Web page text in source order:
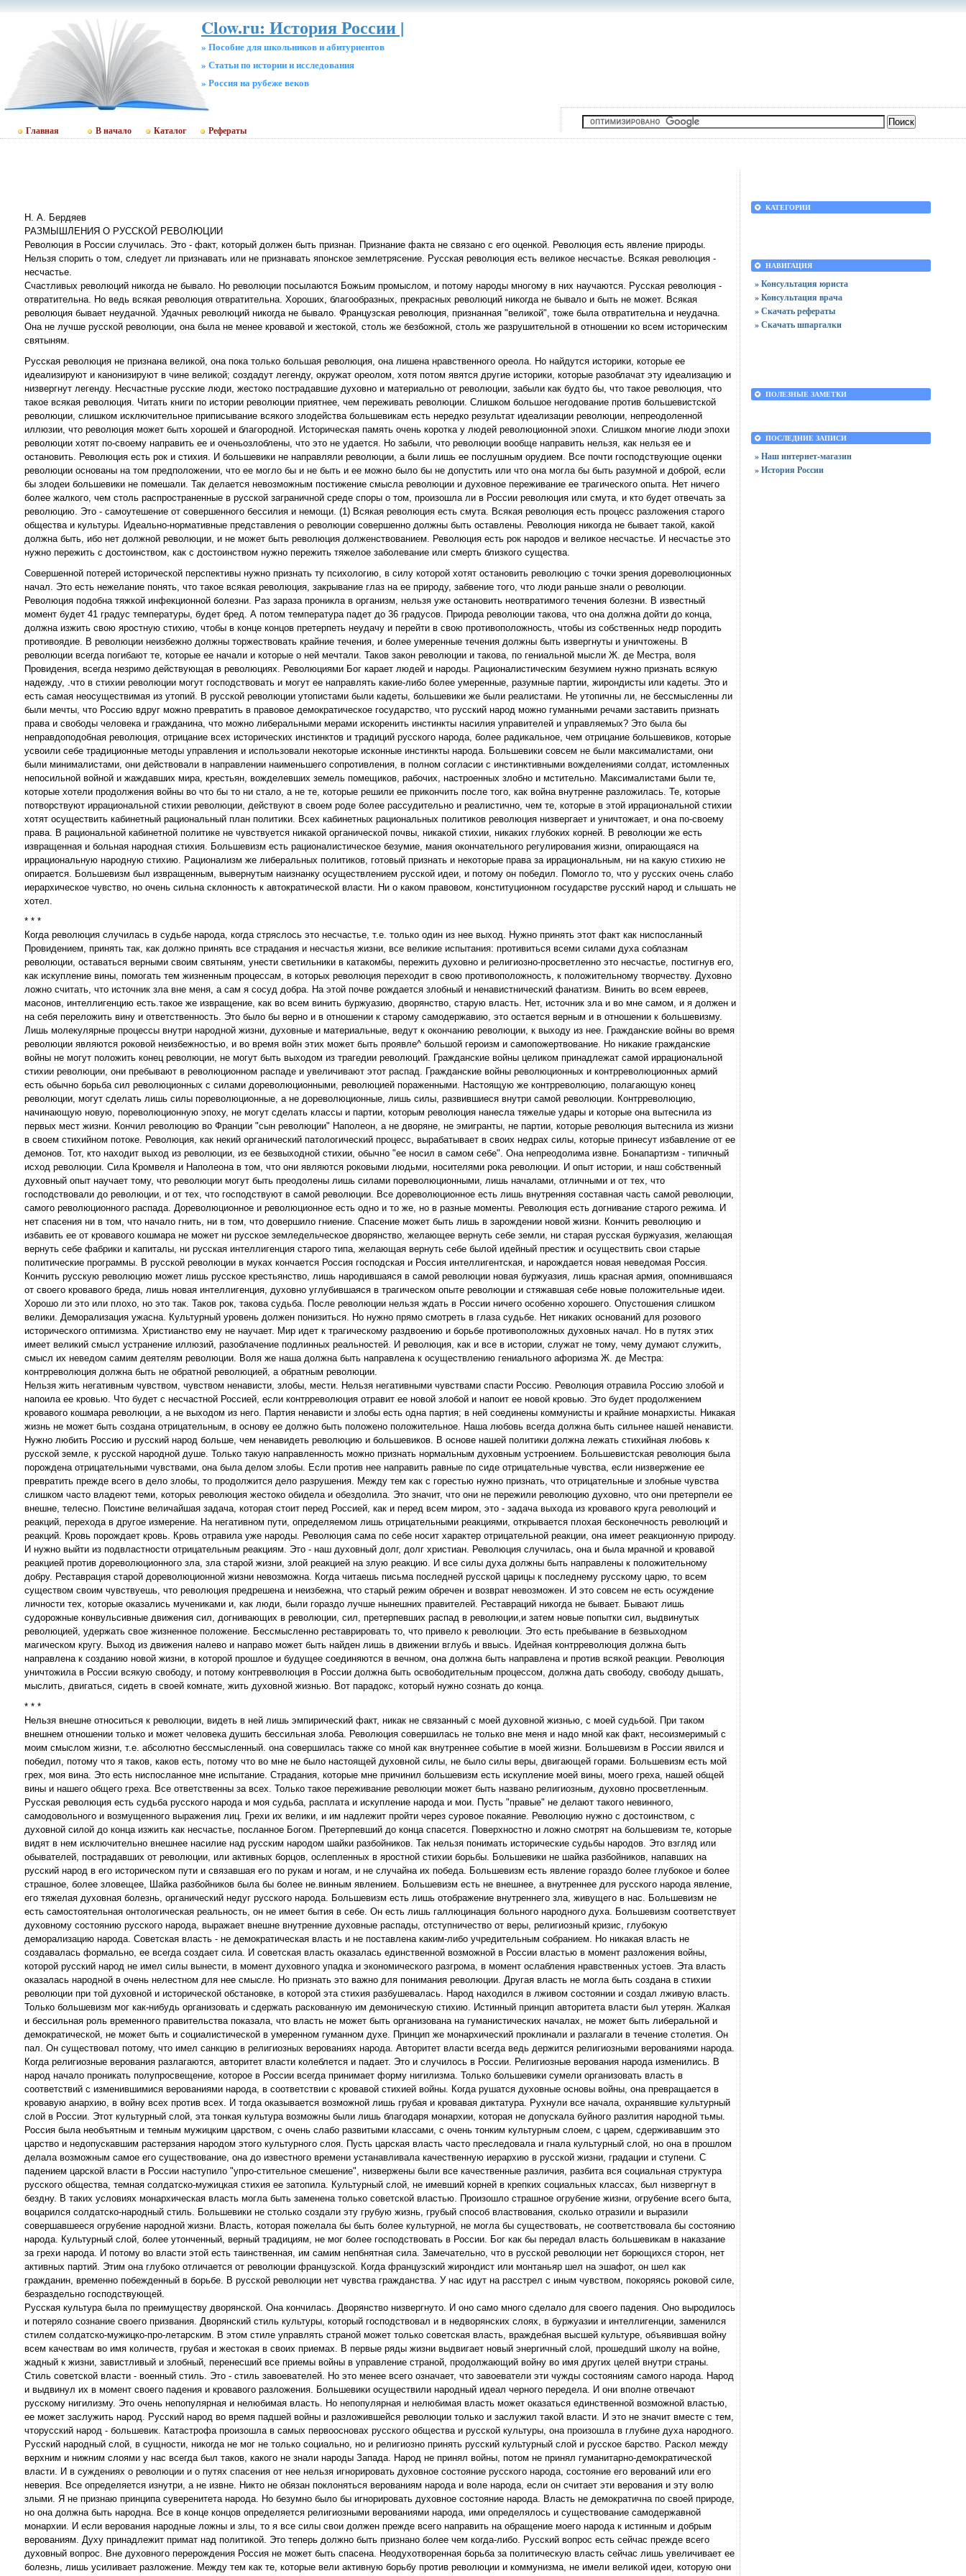
Clow.ru: История России |
» Пособие для школьников и абитуриентов
» Статьи по истории и исследования
» Россия на рубеже веков
Главная В начало Каталог Рефераты
Н. А. Бердяев
РАЗМЫШЛЕНИЯ О РУССКОЙ РЕВОЛЮЦИИ
Революция в России случилась. Это - факт, который должен быть признан. Признание факта не связано с его оценкой. Революция есть явление природы.
Нельзя спорить о том, следует ли признавать или не признавать японское землетрясение. Русская революция есть великое несчастье. Всякая революция -
несчастье.
Счастливых революций никогда не бывало. Но революции посылаются Божьим промыслом, и потому народы многому в них научаются. Русская революция -
отвратительна. Но ведь всякая революция отвратительна. Хороших, благообразных, прекрасных революций никогда не бывало и быть не может. Всякая
революция бывает неудачной. Удачных революций никогда не бывало. Французская революция, признанная "великой", тоже была отвратительна и неудачна.
Она не лучше русской революции, она была не менее кровавой и жестокой, столь же безбожной, столь же разрушительной в отношении ко всем историческим
святыням.
Русская революция не признана великой, она пока только большая революция, она лишена нравственного ореола. Но найдутся историки, которые ее
идеализируют и канонизируют в чине великой; создадут легенду, окружат ореолом, хотя потом явятся другие историки, которые разоблачат эту идеализацию и
низвергнут легенду. Несчастные русские люди, жестоко пострадавшие духовно и материально от революции, забыли как будто бы, что такое революция, что
такое всякая революция. Читать книги по истории революции приятнее, чем переживать революции. Слишком большое негодование против большевистской
революции, слишком исключительное приписывание всякого злодейства большевикам есть нередко результат идеализации революции, непреодоленной
иллюзии, что революция может быть хорошей и благородной. Историческая память очень коротка у людей революционной эпохи. Слишком многие люди эпохи
революции хотят по-своему направить ее и оченьозлоблены, что это не удается. Но забыли, что революции вообще направить нельзя, как нельзя ее и
остановить. Революция есть рок и стихия. И большевики не направляли революции, а были лишь ее послушным орудием. Все почти господствующие оценки
революции основаны на том предположении, что ее могло бы и не быть и ее можно было бы не допустить или что она могла бы быть разумной и доброй, если
бы злодеи большевики не помешали. Так делается невозможным постижение смысла революции и духовное переживание ее трагического опыта. Нет ничего
более жалкого, чем столь распространенные в русской заграничной среде споры о том, произошла ли в России революция или смута, и кто будет отвечать за
революцию. Это - самоутешение от совершенного бессилия и немощи. (1) Всякая революция есть смута. Всякая революция есть процесс разложения старого
общества и культуры. Идеально-нормативные представления о революции совершенно должны быть оставлены. Революция никогда не бывает такой, какой
должна быть, ибо нет должной революции, и не может быть революция долженствованием. Революция есть рок народов и великое несчастье. И несчастье это
нужно пережить с достоинством, как с достоинством нужно пережить тяжелое заболевание или смерть близкого существа.
Совершенной потерей исторической перспективы нужно признать ту психологию, в силу которой хотят остановить революцию с точки зрения дореволюционных
начал. Это есть нежелание понять, что такое всякая революция, закрывание глаз на ее природу, забвение того, что люди раньше знали о революции.
Революция подобна тяжкой инфекционной болезни. Раз зараза проникла в организм, нельзя уже остановить неотвратимого течения болезни. В известный
момент будет 41 градус температуры, будет бред. А потом температура падет до 36 градусов. Природа революции такова, что она должна дойти до конца,
должна изжить свою яростную стихию, чтобы в конце концов претерпеть неудачу и перейти в свою противоположность, чтобы из собственных недр породить
противоядие. В революции неизбежно должны торжествовать крайние течения, и более умеренные течения должны быть извергнуты и уничтожены. В
революции всегда погибают те, которые ее начали и которые о ней мечтали. Таков закон революции и такова, по гениальной мысли Ж. де Местра, воля
Провидения, всегда незримо действующая в революциях. Революциями Бог карает людей и народы. Рационалистическим безумием нужно признать всякую
надежду, .что в стихии революции могут господствовать и могут ее направлять какие-либо более умеренные, разумные партии, жирондисты или кадеты. Это и
есть самая неосуществимая из утопий. В русской революции утопистами были кадеты, большевики же были реалистами. Не утопичны ли, не бессмысленны ли
были мечты, что Россию вдруг можно превратить в правовое демократическое государство, что русский народ можно гуманными речами заставить признать
права и свободы человека и гражданина, что можно либеральными мерами искоренить инстинкты насилия управителей и управляемых? Это была бы
неправдоподобная революция, отрицание всех исторических инстинктов и традиций русского народа, более радикальное, чем отрицание большевиков, которые
усвоили себе традиционные методы управления и использовали некоторые исконные инстинкты народа. Большевики совсем не были максималистами, они
были минималистами, они действовали в направлении наименьшего сопротивления, в полном согласии с инстинктивными вожделениями солдат, истомленных
непосильной войной и жаждавших мира, крестьян, вожделевших земель помещиков, рабочих, настроенных злобно и мстительно. Максималистами были те,
которые хотели продолжения войны во что бы то ни стало, а не те, которые решили ее прикончить после того, как война внутренне разложилась. Те, которые
потворствуют иррациональной стихии революции, действуют в своем роде более рассудительно и реалистично, чем те, которые в этой иррациональной стихии
хотят осуществить кабинетный рациональный план политики. Всех кабинетных рациональных политиков революция низвергает и уничтожает, и она по-своему
права. В рациональной кабинетной политике не чувствуется никакой органической почвы, никакой стихии, никаких глубоких корней. В революции же есть
извращенная и больная народная стихия. Большевизм есть рационалистическое безумие, мания окончательного регулирования жизни, опирающаяся на
иррациональную народную стихию. Рационализм же либеральных политиков, готовый признать и некоторые права за иррациональным, ни на какую стихию не
опирается. Большевизм был извращенным, вывернутым наизнанку осуществлением русской идеи, и потому он победил. Помогло то, что у русских очень слабо
иерархическое чувство, но очень сильна склонность к автократической власти. Ни о каком правовом, конституционном государстве русский народ и слышать не
хотел.
* * *
Когда революция случилась в судьбе народа, когда стряслось это несчастье, т.е. только один из нее выход. Нужно принять этот факт как ниспосланный
Провидением, принять так, как должно принять все страдания и несчастья жизни, все великие испытания: противиться всеми силами духа соблазнам
революции, оставаться верными своим святыням, унести светильники в катакомбы, пережить духовно и религиозно-просветленно это несчастье, постигнув его,
как искупление вины, помогать тем жизненным процессам, в которых революция переходит в свою противоположность, к положительному творчеству. Духовно
ложно считать, что источник зла вне меня, а сам я сосуд добра. На этой почве рождается злобный и ненавистнический фанатизм. Винить во всем евреев,
масонов, интеллигенцию есть.такое же извращение, как во всем винить буржуазию, дворянство, старую власть. Нет, источник зла и во мне самом, и я должен и
на себя переложить вину и ответственность. Это было бы верно и в отношении к старому самодержавию, это остается верным и в отношении к большевизму.
Лишь молекулярные процессы внутри народной жизни, духовные и материальные, ведут к окончанию революции, к выходу из нее. Гражданские войны во время
революции являются роковой неизбежностью, и во время войн этих может быть проявле^ большой героизм и самопожертвование. Но никакие гражданские
войны не могут положить конец революции, не могут быть выходом из трагедии революций. Гражданские войны целиком принадлежат самой иррациональной
стихии революции, они пребывают в революционном распаде и увеличивают этот распад. Гражданские войны революционных и контрреволюционных армий
есть обычно борьба сил революционных с силами дореволюционными, революцией пораженными. Настоящую же контрреволюцию, полагающую конец
революции, могут сделать лишь силы пореволюционные, а не дореволюционные, лишь силы, развившиеся внутри самой революции. Контрреволюцию,
начинающую новую, пореволюционную эпоху, не могут сделать классы и партии, которым революция нанесла тяжелые удары и которые она вытеснила из
первых мест жизни. Кончил революцию во Франции "сын революции" Наполеон, а не дворяне, не эмигранты, не партии, которые революция вытеснила из жизни
в своем стихийном потоке. Революция, как некий органический патологический процесс, вырабатывает в своих недрах силы, которые принесут избавление от ее
демонов. Тот, кто находит выход из революции, из ее безвыходной стихии, обычно "ее носил в самом себе". Она непреодолима извне. Бонапартизм - типичный
исход революции. Сила Кромвеля и Наполеона в том, что они являются роковыми людьми, носителями рока революции. И опыт истории, и наш собственный
духовный опыт научает тому, что революции могут быть преодолены лишь силами пореволюционными, лишь началами, отличными и от тех, что
господствовали до революции, и от тех, что господствуют в самой революции. Все дореволюционное есть лишь внутренняя составная часть самой революции,
самого революционного распада. Дореволюционное и революционное есть одно и то же, но в разные моменты. Революция есть догнивание старого режима. И
нет спасения ни в том, что начало гнить, ни в том, что довершило гниение. Спасение может быть лишь в зарождении новой жизни. Кончить революцию и
избавить ее от кровавого кошмара не может ни русское земледельческое дворянство, желающее вернуть себе земли, ни старая русская буржуазия, желающая
вернуть себе фабрики и капиталы, ни русская интеллигенция старого типа, желающая вернуть себе былой идейный престиж и осуществить свои старые
политические программы. В русской революции в муках кончается Россия господская и Россия интеллигентская, и нарождается новая неведомая Россия.
Кончить русскую революцию может лишь русское крестьянство, лишь народившаяся в самой революции новая буржуазия, лишь красная армия, опомнившаяся
от своего кровавого бреда, лишь новая интеллигенция, духовно углубившаяся в трагическом опыте революции и стяжавшая себе новые положительные идеи.
Хорошо ли это или плохо, но это так. Таков рок, такова судьба. После революции нельзя ждать в России ничего особенно хорошего. Опустошения слишком
велики. Деморализация ужасна. Культурный уровень должен понизиться. Но нужно прямо смотреть в глаза судьбе. Нет никаких оснований для розового
исторического оптимизма. Христианство ему не научает. Мир идет к трагическому раздвоению и борьбе противоположных духовных начал. Но в путях этих
имеет великий смысл устранение иллюзий, разоблачение подлинных реальностей. И революция, как и все в истории, служат не тому, чему думают служить,
смысл их неведом самим деятелям революции. Воля же наша должна быть направлена к осуществлению гениального афоризма Ж. де Местра:
контрреволюция должна быть не обратной революцией, а обратным революции.
Нельзя жить негативным чувством, чувством ненависти, злобы, мести. Нельзя негативными чувствами спасти Россию. Революция отравила Россию злобой и
напоила ее кровью. Что будет с несчастной Россией, если контрреволюция отравит ее новой злобой и напоит ее новой кровью. Это будет продолжением
кровавого кошмара революции, а не выходом из него. Партия ненависти и злобы есть одна партия; в ней соединены коммунисты и крайние монархисты. Никакая
жизнь не может быть создана отрицательным, в основу ее должно быть положено положительное. Наша любовь всегда должна быть сильнее нашей ненависти.
Нужно любить Россию и русский народ больше, чем ненавидеть революцию и большевиков. В основе нашей политики должна лежать стихийная любовь к
русской земле, к русской народной душе. Только такую направленность можно признать нормальным духовным устроением. Большевистская революция была
порождена отрицательными чувствами, она была делом злобы. Если против нее направить равные по сиде отрицательные чувства, если низвержение ее
превратить прежде всего в дело злобы, то продолжится дело разрушения. Между тем как с горестью нужно признать, что отрицательные и злобные чувства
слишком часто владеют теми, которых революция жестоко обидела и обездолила. Это значит, что они не пережили революцию духовно, что они претерпели ее
внешне, телесно. Поистине величайшая задача, которая стоит перед Россией, как и перед всем миром, это - задача выхода из кровавого круга революций и
реакций, перехода в другое измерение. На негативном пути, определяемом лишь отрицательными реакциями, открывается плохая бесконечность революций и
реакций. Кровь порождает кровь. Кровь отравила уже народы. Революция сама по себе носит характер отрицательной реакции, она имеет реакционную природу.
И нужно выйти из подвластности отрицательным реакциям. Это - наш духовный долг, долг христиан. Революция случилась, она и была мрачной и кровавой
реакцией против дореволюционного зла, зла старой жизни, злой реакцией на злую реакцию. И все силы духа должны быть направлены к положительному
добру. Реставрация старой дореволюционной жизни невозможна. Когда читаешь письма последней русской царицы к последнему русскому царю, то всем
существом своим чувствуешь, что революция предрешена и неизбежна, что старый режим обречен и возврат невозможен. И это совсем не есть осуждение
личности тех, которые оказались мучениками и, как люди, были гораздо лучше нынешних правителей. Реставраций никогда не бывает. Бывают лишь
судорожные конвульсивные движения сил, догнивающих в революции, сил, претерпевших распад в революции,и затем новые попытки сил, выдвинутых
революцией, удержать свое жизненное положение. Бессмысленно реставрировать то, что привело к революции. Это есть пребывание в безвыходном
магическом кругу. Выход из движения налево и направо может быть найден лишь в движении вглубь и ввысь. Идейная контрреволюция должна быть
направлена к созданию новой жизни, в которой прошлое и будущее соединяются в вечном, она должна быть направлена и против всякой реакции. Революция
уничтожила в России всякую свободу, и потому контревволюция в России должна быть освободительным процессом, должна дать свободу, свободу дышать,
мыслить, двигаться, сидеть в своей комнате, жить духовной жизнью. Вот парадокс, который нужно сознать до конца.
* * *
Нельзя внешне относиться к революции, видеть в ней лишь эмпирический факт, никак не связанный с моей духовной жизнью, с моей судьбой. При таком
внешнем отношении только и может человека душить бессильная злоба. Революция совершилась не только вне меня и надо мной как факт, несоизмеримый с
моим смыслом жизни, т.е. абсолютно бессмысленный. она совершилась также со мной как внутреннее событие в моей жизни. Большевизм в России явился и
победил, потому что я таков, каков есть, потому что во мне не было настоящей духовной силы, не было силы веры, двигающей горами. Большевизм есть мой
грех, моя вина. Это есть ниспосланное мне испытание. Страдания, которые мне причинил большевизм есть искупление моей вины, моего греха, нашей общей
вины и нашего общего греха. Все ответственны за всех. Только такое переживание революции может быть названо религиозным, духовно просветленным.
Русская революция есть судьба русского народа и моя судьба, расплата и искупление народа и мои. Пусть "правые" не делают такого невинного,
самодовольного и возмущенного выражения лиц. Грехи их велики, и им надлежит пройти через суровое покаяние. Революцию нужно с достоинством, с
духовной силой до конца изжить как несчастье, посланное Богом. Претерпевший до конца спасется. Поверхностно и ложно смотрят на большевизм те, которые
видят в нем исключительно внешнее насилие над русским народом шайки разбойников. Так нельзя понимать исторические судьбы народов. Это взгляд или
обывателей, пострадавших от революции, или активных борцов, ослепленных в яростной стихии борьбы. Большевики не шайка разбойников, напавших на
русский народ в его историческом пути и связавшая его по рукам и ногам, и не случайна их победа. Большевизм есть явление гораздо более глубокое и более
страшное, более зловещее, Шайка разбойников была бы более не.винным явлением. Большевизм есть не внешнее, а внутреннее для русского народа явление,
его тяжелая духовная болезнь, органический недуг русского народа. Большевизм есть лишь отображение внутреннего зла, живущего в нас. Большевизм не
есть самостоятельная онтологическая реальность, он не имеет бытия в себе. Он есть лишь галлюцинация больного народного духа. Большевизм соответствует
духовному состоянию русского народа, выражает внешне внутренние духовные распады, отступничество от веры, религиозный кризис, глубокую
деморализацию народа. Советская власть - не демократическая власть и не поставлена каким-либо учредительным собранием. Но никакая власть не
создавалась формально, ее всегда создает сила. И советская власть оказалась единственной возможной в России властью в момент разложения войны,
которой русский народ не имел силы вынести, в момент духовного упадка и экономического разгрома, в момент ослабления нравственных устоев. Эта власть
оказалась народной в очень нелестном для нее смысле. Но признать это важно для понимания революции. Другая власть не могла быть создана в стихии
революции при той духовной и исторической обстановке, в которой эта стихия разбушевалась. Народ находился в лживом состоянии и создал лживую власть.
Только большевизм мог как-нибудь организовать и сдержать раскованную им демоническую стихию. Истинный принцип авторитета власти был утерян. Жалкая
и бессильная роль временного правительства показала, что власть не может быть организована на гуманистических началах, не может быть либеральной и
демократической, не может быть и социалистической в умеренном гуманном духе. Принцип же монархический проклинали и разлагали в течение столетия. Он
пал. Он существовал потому, что имел санкцию в религиозных верованиях народа. Авторитет власти всегда ведь держится религиозными верованиями народа.
Когда религиозные верования разлагаются, авторитет власти колеблется и падает. Это и случилось в России. Религиозные верования народа изменились. В
народ начало проникать полупросвещение, которое в России всегда принимает форму нигилизма. Только большевики сумели организовать власть в
соответствий с изменившимися верованиями народа, в соответствии с кровавой стихией войны. Когда рушатся духовные основы войны, она превращается в
кровавую анархию, в войну всех против всех. И тогда оказывается возможной лишь грубая и кровавая диктатура. Рухнули все начала, охранявшие культурный
слой в России. Этот культурный слой, эта тонкая культура возможны были лишь благодаря монархии, которая не допускала буйного разлития народной тьмы.
Россия была необъятным и темным мужицким царством, с очень слабо развитыми классами, с очень тонким культурным слоем, с царем, сдерживавшим это
царство и недопускавшим растерзания народом этого культурного слоя. Пусть царская власть часто преследовала и гнала культурный слой, но она в прошлом
делала возможным самое его существование, она до известного времени устанавливала качественную иерархию в русской жизни, градации и ступени. С
падением царской власти в России наступило "упро-стительное смешение", низвержены были все качественные различия, разбита вся социальная структура
русского общества, темная солдатско-мужицкая стихия ее затопила. Культурный слой, не имевший корней в крепких социальных классах, был низвергнут в
бездну. В таких условиях монархическая власть могла быть заменена только советской властью. Произошло страшное огрубение жизни, огрубение всего быта,
воцарился солдатско-народный стиль. Большевики не столько создали эту грубую жизнь, грубый способ властвования, сколько отразили и выразили
совершавшееся огрубение народной жизни. Власть, которая пожелала бы быть более культурной, не могла бы существовать, не соответствовала бы состоянию
народа. Культурный слой, более утонченный, верный традициям, не мог более господствовать в России. Бог как бы передал власть большевикам в наказание
за грехи народа. И потому во власти этой есть таинственная, им самим непбнятная сила. Замечательно, что в русской революции нет борющихся сторон, нет
активных партий. Этим она глубоко отличается от революции французской. Когда французский жирондист или монтаньяр шел на эшафот, он шел как
гражданин, временно побежденный в борьбе. В русской революции нет чувства гражданства. У нас идут на расстрел с иным чувством, покоряясь роковой силе,
безраздельно господствующей.
Русская культура была по преимуществу дворянской. Она кончилась. Дворянство низвергнуто. И оно само много сделало для своего падения. Оно выродилось
и потеряло сознание своего призвания. Дворянский стиль культуры, который господствовал и в недворянских слоях, в буржуазии и интеллигенции, заменился
стилем солдатско-мужицко-про-летарским. В этом стиле управлять страной может только советская власть, враждебная высшей культуре, объявившая войну
всем качествам во имя количеств, грубая и жестокая в своих приемах. В первые ряды жизни выдвигает новый энергичный слой, прошедший школу на войне,
жадный к жизни, завистливый и злобный, перенесший все приемы войны в управление страной, продолжающий войну во имя других целей внутри страны.
Стиль советской власти - военный стиль. Это - стиль завоевателей. Но это менее всего означает, что завоеватели эти чужды состояниям самого народа. Народ
и выдвинул их в момент своего падения и кровавого разложения. Большевики осуществили народный идеал черного передела. И они вполне отвечают
русскому нигилизму. Это очень непопулярная и нелюбимая власть. Но непопулярная и нелюбимая власть может оказаться единственной возможной властью,
ее может заслужить народ. Русский народ во время падшей войны и разложившейся революции только и заслужил такой власти. И это не значит вместе с тем,
чторусский народ - большевик. Катастрофа произошла в самых первоосновах русского общества и русской культуры, она произошла в глубине духа народного.
Русский народный слой, в сущности, никогда не мог не только социально, но и религиозно принять русский культурный слой и русское барство. Раскол между
верхним и нижним слоями у нас всегда был таков, какого не знали народы Запада. Народ не принял войны, потом не принял гуманитарно-демократической
власти. И в суждениях о революции и о путях спасения от нее нельзя игнорировать духовное состояние русского народа, состояние его верований или его
неверия. Все определяется изнутри, а не извне. Никто не обязан поклоняться верованиям народа и воле народа, если он считает эти верования и эту волю
злыми. Я не признаю принципа суверенитета народа. Но безумно было бы игнорировать духовное состояние народа. Власть не демократична по своей природе,
но она должна быть народна. Все в конце концов определяется религиозными верованиями народа, ими определялось и существование самодержавной
монархии. И если верования народные ложны и злы, то я все силы свои должен прежде всего направить на обращение моего народа к истинным и добрым
верованиям. Духу принадлежит примат над политикой. Это теперь должно быть признано более чем когда-либо. Русский вопрос есть сейчас прежде всего
духовный вопрос. Вне духовного перерождения Россия не может быть спасена. Неодухотворенная борьба за политическую власть сейчас лишь увеличивает ее
болезнь, лишь усиливает разложение. Между тем как те, которые вели активную борьбу против революции и коммунизма, не имели великой идеи, которую они
КАТЕГОРИИ
НАВИГАЦИЯ
» Консультация юриста
» Консультация врача
» Скачать рефераты
» Скачать шпаргалки
ПОЛЕЗНЫЕ ЗАМЕТКИ
ПОСЛЕДНИЕ ЗАПИСИ
» Наш интернет-магазин
» История России